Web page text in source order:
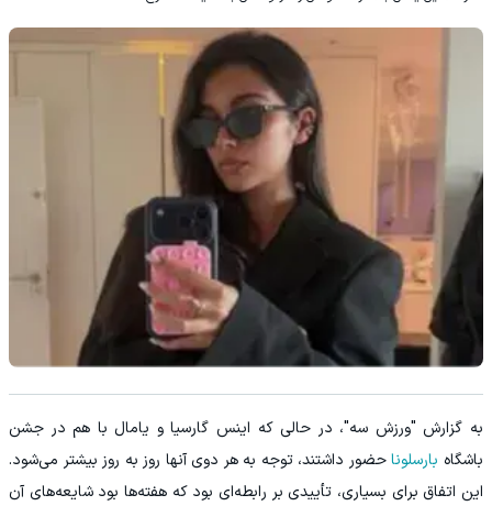
به گزارش "ورزش سه"، در حالی که اینس گارسیا و یامال با هم در جشن
باشگاه بارسلوناحضور داشتند، توجه به هر دوی آنها روز به روز بیشتر می‌شود.
این اتفاق برای بسیاری، تأییدی بر رابطه‌ای بود که هفته‌ها بود شایعه‌های آن